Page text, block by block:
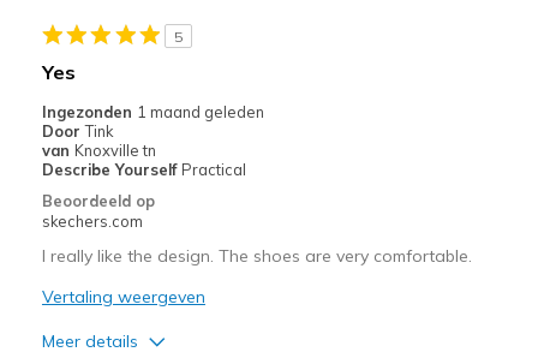
5
Yes
Ingezonden 1 maand geleden
Door Tink
van Knoxville tn
Describe Yourself Practical
Beoordeeld op
skechers.com
I really like the design. The shoes are very comfortable.
Vertaling weergeven
Meer details